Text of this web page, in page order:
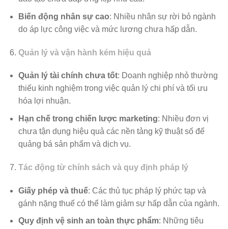
Biến động nhân sự cao: Nhiều nhân sự rời bỏ ngành
do áp lực công việc và mức lương chưa hấp dẫn.
Quản lý và vận hành kém hiệu quả
Quản lý tài chính chưa tốt: Doanh nghiệp nhỏ thường
thiếu kinh nghiệm trong việc quản lý chi phí và tối ưu
hóa lợi nhuận.
Hạn chế trong chiến lược marketing: Nhiều đơn vị
chưa tận dụng hiệu quả các nền tảng kỹ thuật số để
quảng bá sản phẩm và dịch vụ.
Tác động từ chính sách và quy định pháp lý
Giấy phép và thuế: Các thủ tục pháp lý phức tạp và
gánh nặng thuế có thể làm giảm sự hấp dẫn của ngành.
Quy định vệ sinh an toàn thực phẩm: Những tiêu